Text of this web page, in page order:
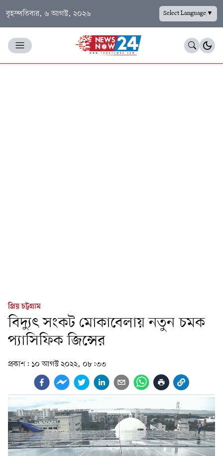
বৃহস্পতিবার, ৬ আগস্ট, ২০২৬ Select Language▼
প্রিয় চট্টগ্রাম
বিদ্যুৎ সংকট মোকাবেলায় নতুন চমক
প্যাসিফিক জিন্সের
প্রকাশ: ১০ আগস্ট ২০২২, ০৮:৩৩